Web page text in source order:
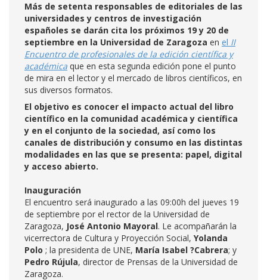
Más de setenta responsables de editoriales de las
universidades y centros de investigación
españoles se darán cita los próximos 19 y 20 de
septiembre en la Universidad de Zaragoza en el II
Encuentro de profesionales de la edición científica y
académica que en esta segunda edición pone el punto
de mira en el lector y el mercado de libros científicos, en
sus diversos formatos.
El objetivo es conocer el impacto actual del libro
científico en la comunidad académica y científica
y en el conjunto de la sociedad, así como los
canales de distribución y consumo en las distintas
modalidades en las que se presenta: papel, digital
y acceso abierto.
Inauguración
El encuentro será inaugurado a las 09:00h del jueves 19
de septiembre por el rector de la Universidad de
Zaragoza, José Antonio Mayoral. Le acompañarán la
vicerrectora de Cultura y Proyección Social, Yolanda
Polo ; la presidenta de UNE, María Isabel ?Cabrera; y
Pedro Rújula, director de Prensas de la Universidad de
Zaragoza.